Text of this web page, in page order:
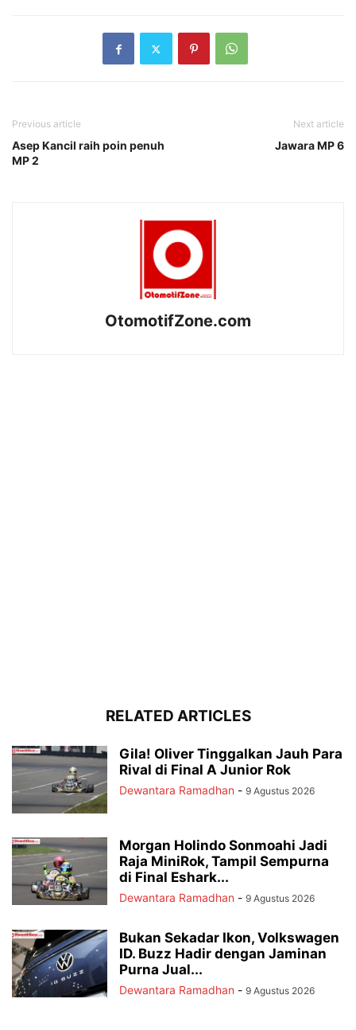
Previous article
Asep Kancil raih poin penuh
MP 2
Next article
Jawara MP 6
OtomotifZone.com
RELATED ARTICLES
Gila! Oliver Tinggalkan Jauh Para
Rival di Final A Junior Rok
Dewantara Ramadhan - 9 Agustus 2026
Morgan Holindo Sonmoahi Jadi
Raja MiniRok, Tampil Sempurna
di Final Eshark...
Dewantara Ramadhan - 9 Agustus 2026
Bukan Sekadar Ikon, Volkswagen
ID. Buzz Hadir dengan Jaminan
Purna Jual...
Dewantara Ramadhan - 9 Agustus 2026